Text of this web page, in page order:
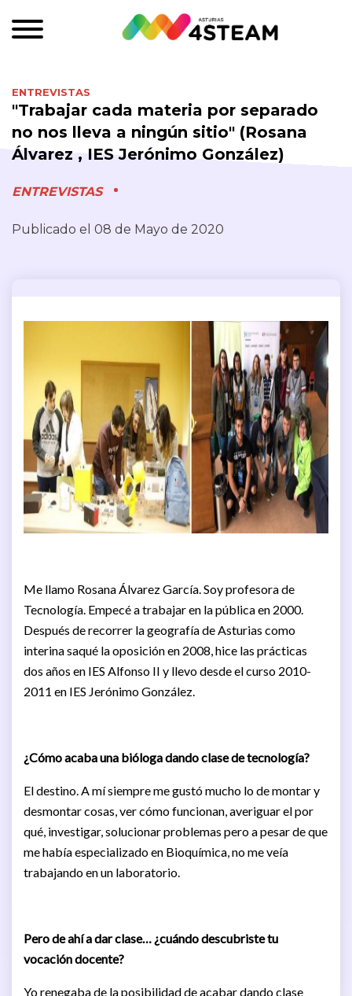
ENTREVISTAS
"Trabajar cada materia por separado
no nos lleva a ningún sitio" (Rosana
Álvarez , IES Jerónimo González)
ENTREVISTAS
Publicado el 08 de Mayo de 2020
Me llamo Rosana Álvarez García. Soy profesora de
Tecnología. Empecé a trabajar en la pública en 2000.
Después de recorrer la geografía de Asturias como
interina saqué la oposición en 2008, hice las prácticas
dos años en IES Alfonso II y llevo desde el curso 2010-
2011 en IES Jerónimo González.
¿Cómo acaba una bióloga dando clase de tecnología?
El destino. A mí siempre me gustó mucho lo de montar y
desmontar cosas, ver cómo funcionan, averiguar el por
qué, investigar, solucionar problemas pero a pesar de que
me había especializado en Bioquímica, no me veía
trabajando en un laboratorio.
Pero de ahí a dar clase… ¿cuándo descubriste tu
vocación docente?
Yo renegaba de la posibilidad de acabar dando clase